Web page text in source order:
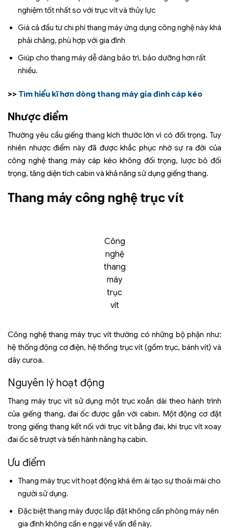
nghiệm tốt nhất so với trục vít và thủy lực
Giá cả đầu tư chi phí thang máy ứng dụng công nghệ này khá
phải chăng, phù hợp với gia đình
Giúp cho thang máy dễ dàng bảo trì, bảo dưỡng hơn rất
nhiều.
>> Tìm hiểu kĩ hơn dòng thang máy gia đình cáp kéo
Nhược điểm
Thường yêu cầu giếng thang kích thước lớn vì có đối trọng. Tuy
nhiên nhược điểm này đã được khắc phục nhờ sự ra đời của
công nghệ thang máy cáp kéo không đối trọng, lược bỏ đối
trọng, tăng diện tích cabin và khả năng sử dụng giếng thang.
Thang máy công nghệ trục vít
Công
nghệ
thang
máy
trục
vít
Công nghệ thang máy trục vít thường có những bộ phận như:
hệ thống động cơ điện, hệ thống trục vít (gồm trục, bánh vít) và
dây curoa.
Nguyên lý hoạt động
Thang máy trục vít sử dụng một trục xoắn dài theo hành trình
của giếng thang, đai ốc được gắn với cabin. Một động cơ đặt
trong giếng thang kết nối với trục vít bằng đai, khi trục vít xoay
đai ốc sẽ trượt và tiến hành nâng hạ cabin.
Ưu điểm
Thang máy trục vít hoạt động khá êm ái tạo sự thoải mái cho
người sử dụng.
Đặc biệt thang máy được lắp đặt không cần phòng máy nên
gia đình không cần e ngại về vấn đề này.